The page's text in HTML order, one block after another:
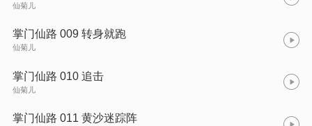
仙菊儿
掌门仙路 009 转身就跑
仙菊儿
掌门仙路 010 追击
仙菊儿
掌门仙路 011 黄沙迷踪阵